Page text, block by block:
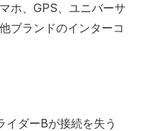
ホ、GPS、ユニバーサ
ブランドのインターコ
ダーBが接続を失う